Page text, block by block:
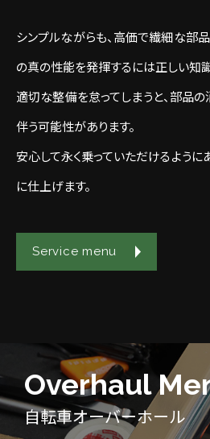
シンプルながらも、高価で繊細な部
の真の性能を発揮するには正しい知
適切な整備を怠ってしまうと、部品
伴う可能性があります。
安心して永く乗っていただけるよう
に仕上げます。
Service menu
Overhaul
自転車オーバーホール